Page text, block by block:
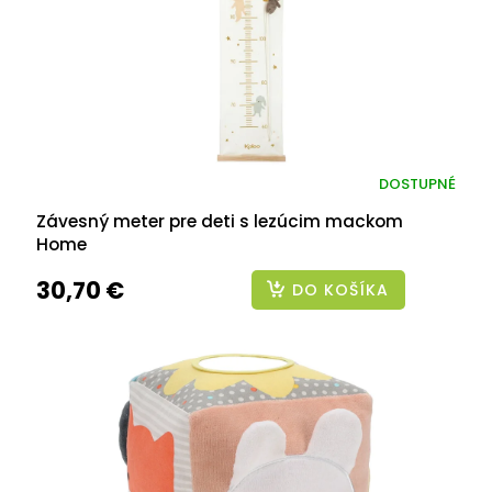
Závesný meter pre deti s lezúcim mackom
Home
DOSTUPNÉ
30,70 € DO KOŠÍKA